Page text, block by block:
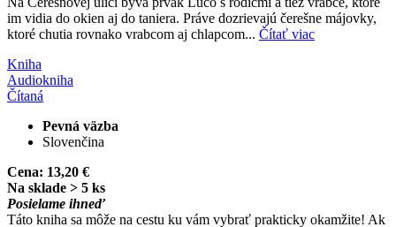
im vidia do okien aj do taniera. Práve dozrievajú čerešne májovky,
ktoré chutia rovnako vrabcom aj chlapcom... Čítať viac
Kniha
Audiokniha
Čítaná
Pevná väzba
Slovenčina
Cena: 13,20 €
Na sklade > 5 ks
Posielame ihneď
Táto kniha sa môže na cestu ku vám vybrať prakticky okamžite! Ak